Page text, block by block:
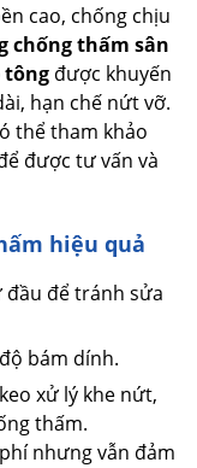
cao, chống chịu
chống thấm sân
tông được khuyến
hạn chế nứt vỡ.
thể tham khảo
được tư vấn và
hiệu quả
đầu để tránh sửa
bám dính.
xử lý khe nứt,
thấm.
nhưng vẫn đảm